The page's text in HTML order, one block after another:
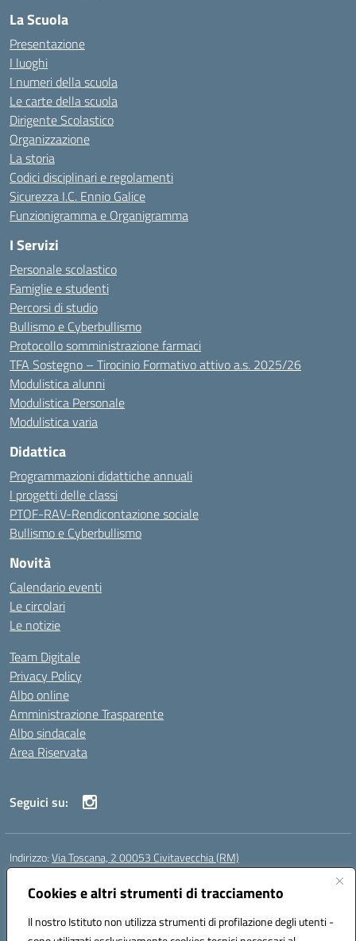
Cookies e altri strumenti di tracciamento
Il nostro Istituto non utilizza strumenti di profilazione degli utenti -
La Scuola
Presentazione
I luoghi
I numeri della scuola
Le carte della scuola
Dirigente Scolastico
Organizzazione
La storia
Codici disciplinari e regolamenti
Sicurezza I.C. Ennio Galice
Funzionigramma e Organigramma
I Servizi
Personale scolastico
Famiglie e studenti
Percorsi di studio
Bullismo e Cyberbullismo
Protocollo somministrazione farmaci
TFA Sostegno – Tirocinio Formativo attivo a.s. 2025/26
Modulistica alunni
Modulistica Personale
Modulistica varia
Didattica
Programmazioni didattiche annuali
I progetti delle classi
PTOF-RAV-Rendicontazione sociale
Bullismo e Cyberbullismo
Novità
Calendario eventi
Le circolari
Le notizie
Team Digitale
Privacy Policy
Albo online
Amministrazione Trasparente
Albo sindacale
Area Riservata
Seguici su:
Indirizzo:Via Toscana, 2 00053 Civitavecchia (RM)
Centralino:
Posta elettronica certificata (PEC):rmic8b900g@pec.istruzione.it
Codice fiscale: 91038380589
Codice meccanografico:RMIC8B900G